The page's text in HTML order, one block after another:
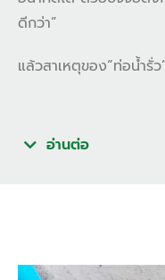
ดีกว่า”
แล้วสาเหตุของ“ท่อน้ำรั่ว
อ่านต่อ